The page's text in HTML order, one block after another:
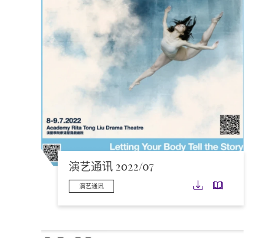
演艺通讯 2022/07
演艺通讯 下载